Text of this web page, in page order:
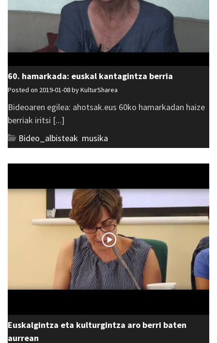
60. hamarkada: euskal kantagintza berria
Posted on 2019-01-08 byKulturSharea
Bideoaren egilea: ahotsak.eus 60ko hamarkadan haize
berriak iritsi [...]
Bideo_albisteak musika
Euskalgintza eta kulturgintza aro berri baten
aurrean